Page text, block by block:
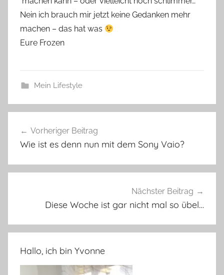
Nein ich brauch mir jetzt keine Gedanken mehr
machen – das hat was
Eure Frozen
Mein Lifestyle
Vorheriger Beitrag
Wie ist es denn nun mit dem Sony Vaio?
Nächster Beitrag
Diese Woche ist gar nicht mal so übel…
Hallo, ich bin Yvonne